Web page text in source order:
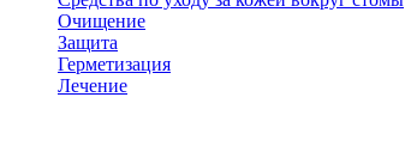
Очищение
Защита
Герметизация
Лечение